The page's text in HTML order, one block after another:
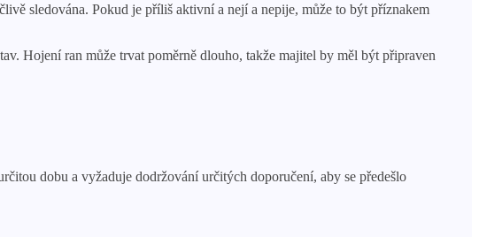
sledována. Pokud je příliš aktivní a nejí a nepije, může to být příznakem
Hojení ran může trvat poměrně dlouho, takže majitel by měl být připraven
dobu a vyžaduje dodržování určitých doporučení, aby se předešlo